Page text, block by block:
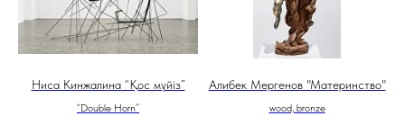
Ниса Кинжалина “Қос мүйіз”
“Double Horn”
Алибек Мергенов "Материнство"
wood, bronze